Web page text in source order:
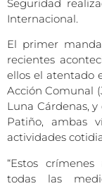
Seguridad
Internacional.
El primer
recientes
ellos el atentado
Acción Comunal
Luna Cárdenas,
Patiño, ambas
actividades
“Estos
todas las